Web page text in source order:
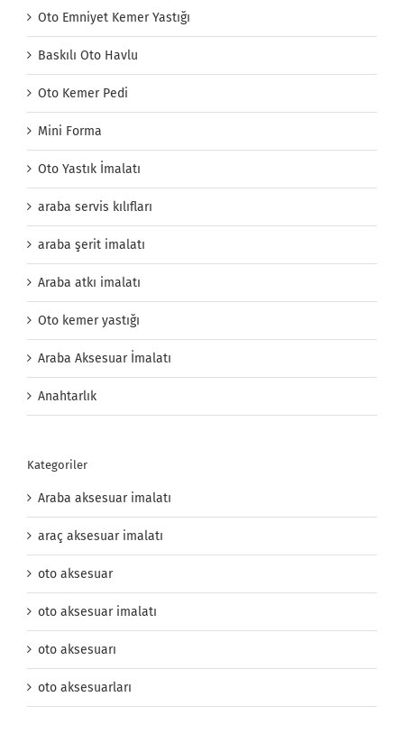
Oto Emniyet Kemer Yastığı
Baskılı Oto Havlu
Oto Kemer Pedi
Mini Forma
Oto Yastık İmalatı
araba servis kılıfları
araba şerit imalatı
Araba atkı imalatı
Oto kemer yastığı
Araba Aksesuar İmalatı
Anahtarlık
Kategoriler
Araba aksesuar imalatı
araç aksesuar imalatı
oto aksesuar
oto aksesuar imalatı
oto aksesuarı
oto aksesuarları